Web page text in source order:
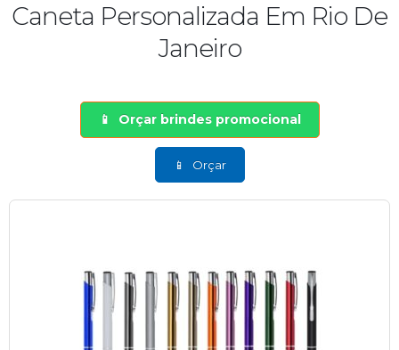
Caneta Personalizada Em Rio De
Janeiro
Orçar brindes promocional
Orçar